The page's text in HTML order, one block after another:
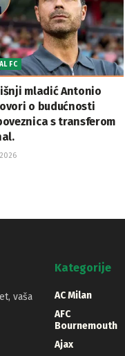
FC
mladić Antonio
o budućnosti
s transferom
vaša
Kategorije
AC Milan
AFC
Bournemouth
Ajax